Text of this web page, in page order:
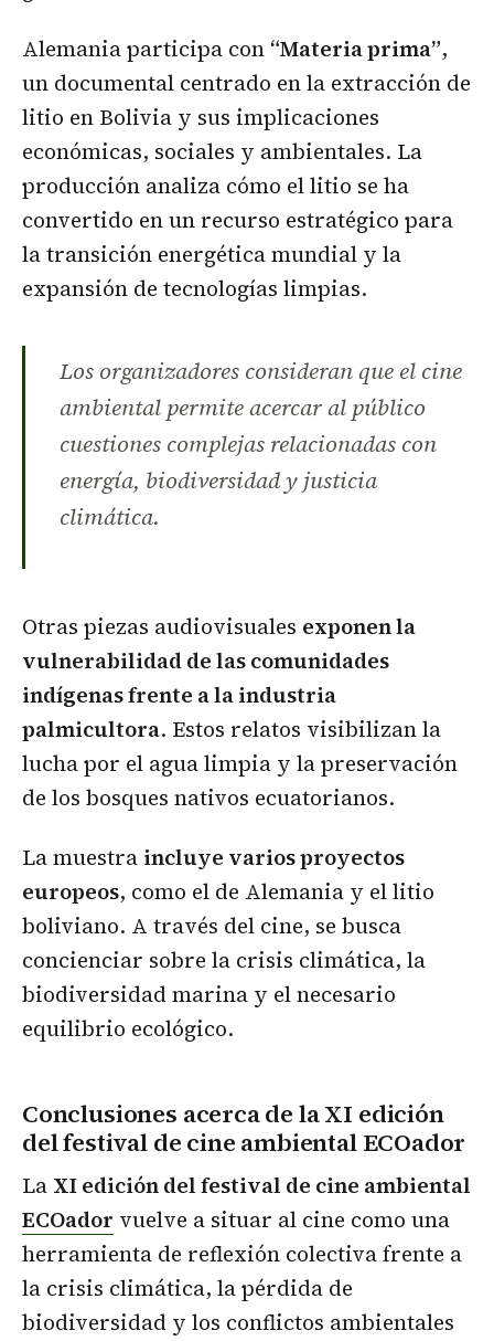
Alemania participa con “Materia prima”,
un documental centrado en la extracción de
litio en Bolivia y sus implicaciones
económicas, sociales y ambientales. La
producción analiza cómo el litio se ha
convertido en un recurso estratégico para
la transición energética mundial y la
expansión de tecnologías limpias.
Los organizadores consideran que el cine
ambiental permite acercar al público
cuestiones complejas relacionadas con
energía, biodiversidad y justicia
climática.
Otras piezas audiovisuales exponen la
vulnerabilidad de las comunidades
indígenas frente a la industria
palmicultora. Estos relatos visibilizan la
lucha por el agua limpia y la preservación
de los bosques nativos ecuatorianos.
La muestra incluye varios proyectos
europeos, como el de Alemania y el litio
boliviano. A través del cine, se busca
concienciar sobre la crisis climática, la
biodiversidad marina y el necesario
equilibrio ecológico.
Conclusiones acerca de la XI edición
del festival de cine ambiental ECOador
La XI edición del festival de cine ambiental
ECOador vuelve a situar al cine como una
herramienta de reflexión colectiva frente a
la crisis climática, la pérdida de
biodiversidad y los conflictos ambientales